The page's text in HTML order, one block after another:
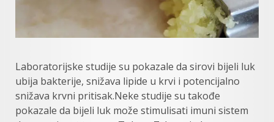
Laboratorijske studije su pokazale da sirovi bijeli luk
ubija bakterije, snižava lipide u krvi i potencijalno
snižava krvni pritisak.Neke studije su takođe
pokazale da bijeli luk može stimulisati imuni sistem